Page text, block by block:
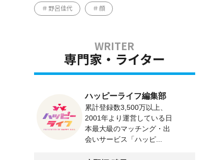
野呂佳代 顔
専門家・ライター
ハッピーライフ編集部
累計登録数3,500万以上、
2001年より運営している日
本最大級のマッチング・出
会いサービス「ハッピ...